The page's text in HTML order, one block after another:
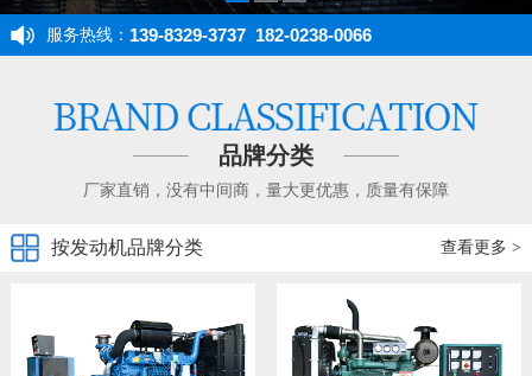
服务热线： 139-8329-3737 182-0238-0066
品牌分类
厂家直销，没有中间商，量大更优惠，质量有保障
按发动机品牌分类 查看更多 >